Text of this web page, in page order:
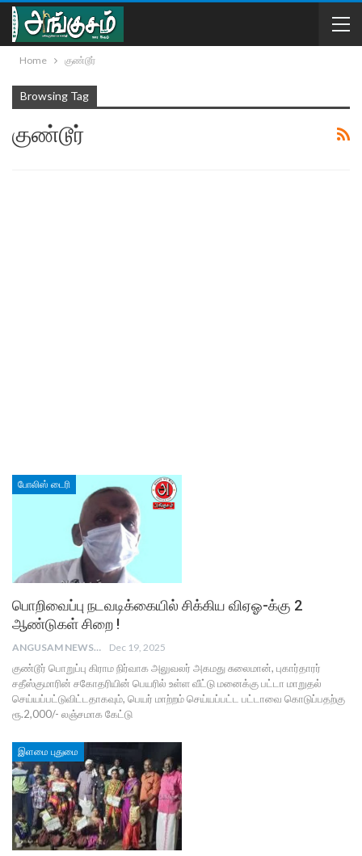
Home குண்டூர்
Browsing Tag
குண்டூர்
போலிஸ் டைரி
பொறிவைப்பு நடவடிக்கையில் சிக்கிய விஏஓ-க்கு 2
ஆண்டுகள் சிறை !
ANGUSAM NEWS Dec 19, 2025
குண்டூர் பொறுப்பு கிராம நிர்வாக அலுவலர் அகமது சுலைமான், புகார்தாரர்
சதீஸ்குமாரின் சகோதரியின் பெயரில் உள்ள வீட்டு மனைக்கு பட்டா மாறுதல்
செய்யப்பட்டுவிட்டதாகவும், பெயர் மாற்றம் செய்யப்பட்ட பட்டாவை கொடுப்பதற்கு
ரூ.2,000/- லஞ்சமாக கேட்டு
இளமை புதுமை